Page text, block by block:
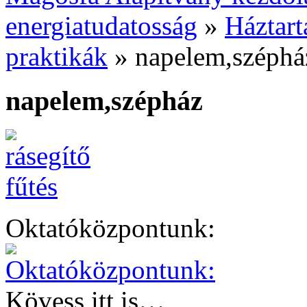
energiatudatosság »
praktikák »
napelem,szépház
Oktatóközpontunk:
Kövess itt is…